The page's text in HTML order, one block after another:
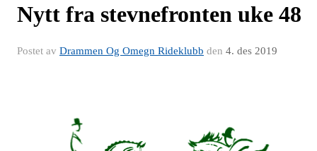
Nytt fra stevnefronten uke 48
Postet av Drammen Og Omegn Rideklubb den 4. des 2019